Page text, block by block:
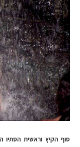
סוף הקיץ וראשית הסתיו